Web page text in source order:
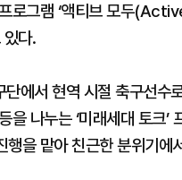
로그램 ‘액티브 모두
있다.
에서 현역 시절 축구선수
나누는 ‘미래세대 토크’
행을 맡아 친근한 분위기에